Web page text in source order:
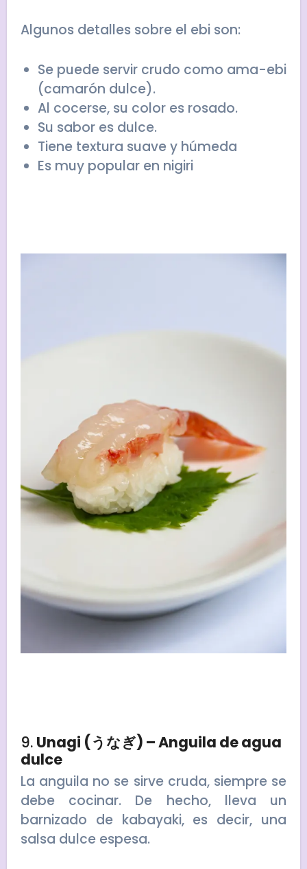
Algunos detalles sobre el ebi son:
Se puede servir crudo como ama-ebi
(camarón dulce).
Al cocerse, su color es rosado.
Su sabor es dulce.
Tiene textura suave y húmeda
Es muy popular en nigiri
9. Unagi (うなぎ) – Anguila de agua
dulce
La anguila no se sirve cruda, siempre se
debe cocinar. De hecho, lleva un
barnizado de kabayaki, es decir, una
salsa dulce espesa.